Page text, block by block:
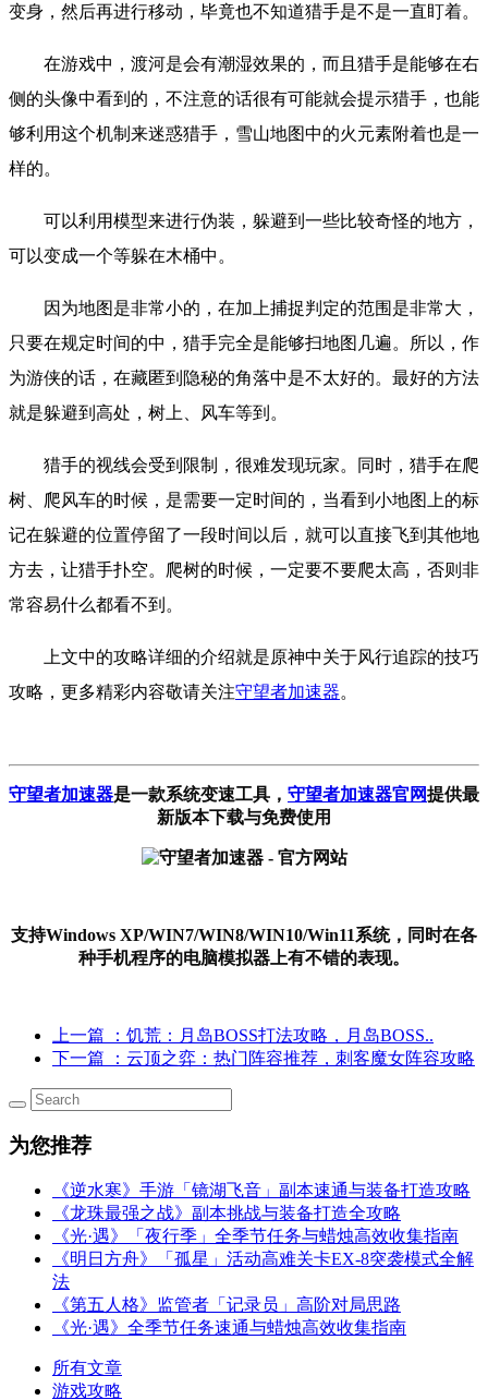
变身，然后再进行移动，毕竟也不知道猎手是不是一直盯着。
在游戏中，渡河是会有潮湿效果的，而且猎手是能够在右
侧的头像中看到的，不注意的话很有可能就会提示猎手，也能
够利用这个机制来迷惑猎手，雪山地图中的火元素附着也是一
样的。
可以利用模型来进行伪装，躲避到一些比较奇怪的地方，
可以变成一个等躲在木桶中。
因为地图是非常小的，在加上捕捉判定的范围是非常大，
只要在规定时间的中，猎手完全是能够扫地图几遍。所以，作
为游侠的话，在藏匿到隐秘的角落中是不太好的。最好的方法
就是躲避到高处，树上、风车等到。
猎手的视线会受到限制，很难发现玩家。同时，猎手在爬
树、爬风车的时候，是需要一定时间的，当看到小地图上的标
记在躲避的位置停留了一段时间以后，就可以直接飞到其他地
方去，让猎手扑空。爬树的时候，一定要不要爬太高，否则非
常容易什么都看不到。
上文中的攻略详细的介绍就是原神中关于风行追踪的技巧
攻略，更多精彩内容敬请关注守望者加速器。
守望者加速器是一款系统变速工具 ， 守望者加速器官网提供最
新版本下载与免费使用
支持Windows XP/WIN7/WIN8/WIN10/Win11系统，同时在各
种手机程序的电脑模拟器上有不错的表现。
上一篇
：饥荒：月岛BOSS打法攻略，月岛BOSS..
下一篇
：云顶之弈：热门阵容推荐，刺客魔女阵容攻略
为您推荐
《逆水寒》手游「镜湖飞音」副本速通与装备打造攻略
《龙珠最强之战》副本挑战与装备打造全攻略
《光·遇》「夜行季」全季节任务与蜡烛高效收集指南
《明日方舟》「孤星」活动高难关卡EX-8突袭模式全解
法
《第五人格》监管者「记录员」高阶对局思路
《光·遇》全季节任务速通与蜡烛高效收集指南
所有文章
游戏攻略